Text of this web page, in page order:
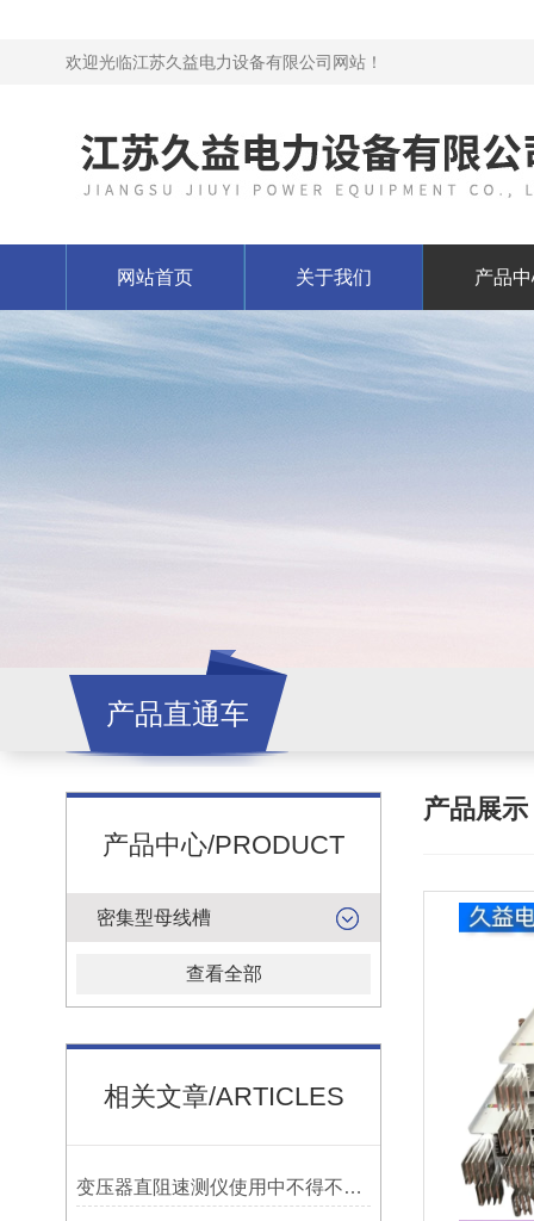
欢迎光临江苏久益电力设备有限公司网站！
网站首页 关于我们 产品
产品直通车
产品中心/PRODUCT
密集型母线槽
查看全部
相关文章/ARTICLES
变压器直阻速测仪使用中不得不注意的十五点注意事项
产品展示